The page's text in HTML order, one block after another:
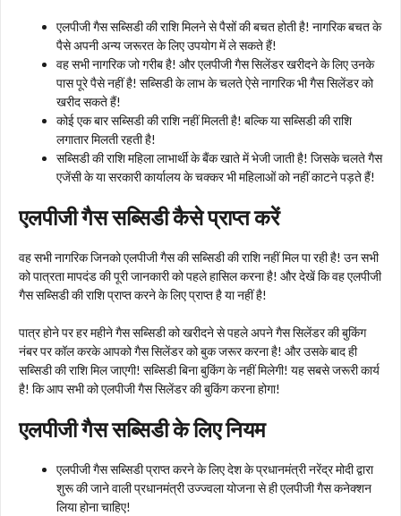
एलपीजी गैस सब्सिडी की राशि मिलने से पैसों की बचत होती है! नागरिक बचत के
पैसे अपनी अन्य जरूरत के लिए उपयोग में ले सकते हैं!
वह सभी नागरिक जो गरीब है! और एलपीजी गैस सिलेंडर खरीदने के लिए उनके
पास पूरे पैसे नहीं है! सब्सिडी के लाभ के चलते ऐसे नागरिक भी गैस सिलेंडर को
खरीद सकते हैं!
कोई एक बार सब्सिडी की राशि नहीं मिलती है! बल्कि या सब्सिडी की राशि
लगातार मिलती रहती है!
सब्सिडी की राशि महिला लाभार्थी के बैंक खाते में भेजी जाती है! जिसके चलते गैस
एजेंसी के या सरकारी कार्यालय के चक्कर भी महिलाओं को नहीं काटने पड़ते हैं!
एलपीजी गैस सब्सिडी कैसे प्राप्त करें
वह सभी नागरिक जिनको एलपीजी गैस की सब्सिडी की राशि नहीं मिल पा रही है! उन सभी
को पात्रता मापदंड की पूरी जानकारी को पहले हासिल करना है! और देखें कि वह एलपीजी
गैस सब्सिडी की राशि प्राप्त करने के लिए प्राप्त है या नहीं है!
पात्र होने पर हर महीने गैस सब्सिडी को खरीदने से पहले अपने गैस सिलेंडर की बुकिंग
नंबर पर कॉल करके आपको गैस सिलेंडर को बुक जरूर करना है! और उसके बाद ही
सब्सिडी की राशि मिल जाएगी! सब्सिडी बिना बुकिंग के नहीं मिलेगी! यह सबसे जरूरी कार्य
है! कि आप सभी को एलपीजी गैस सिलेंडर की बुकिंग करना होगा!
एलपीजी गैस सब्सिडी के लिए नियम
एलपीजी गैस सब्सिडी प्राप्त करने के लिए देश के प्रधानमंत्री नरेंद्र मोदी द्वारा
शुरू की जाने वाली प्रधानमंत्री उज्ज्वला योजना से ही एलपीजी गैस कनेक्शन
लिया होना चाहिए!